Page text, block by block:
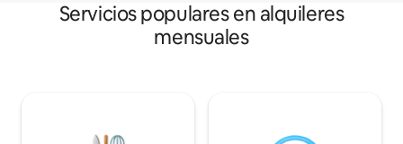
Servicios populares en alquileres
mensuales